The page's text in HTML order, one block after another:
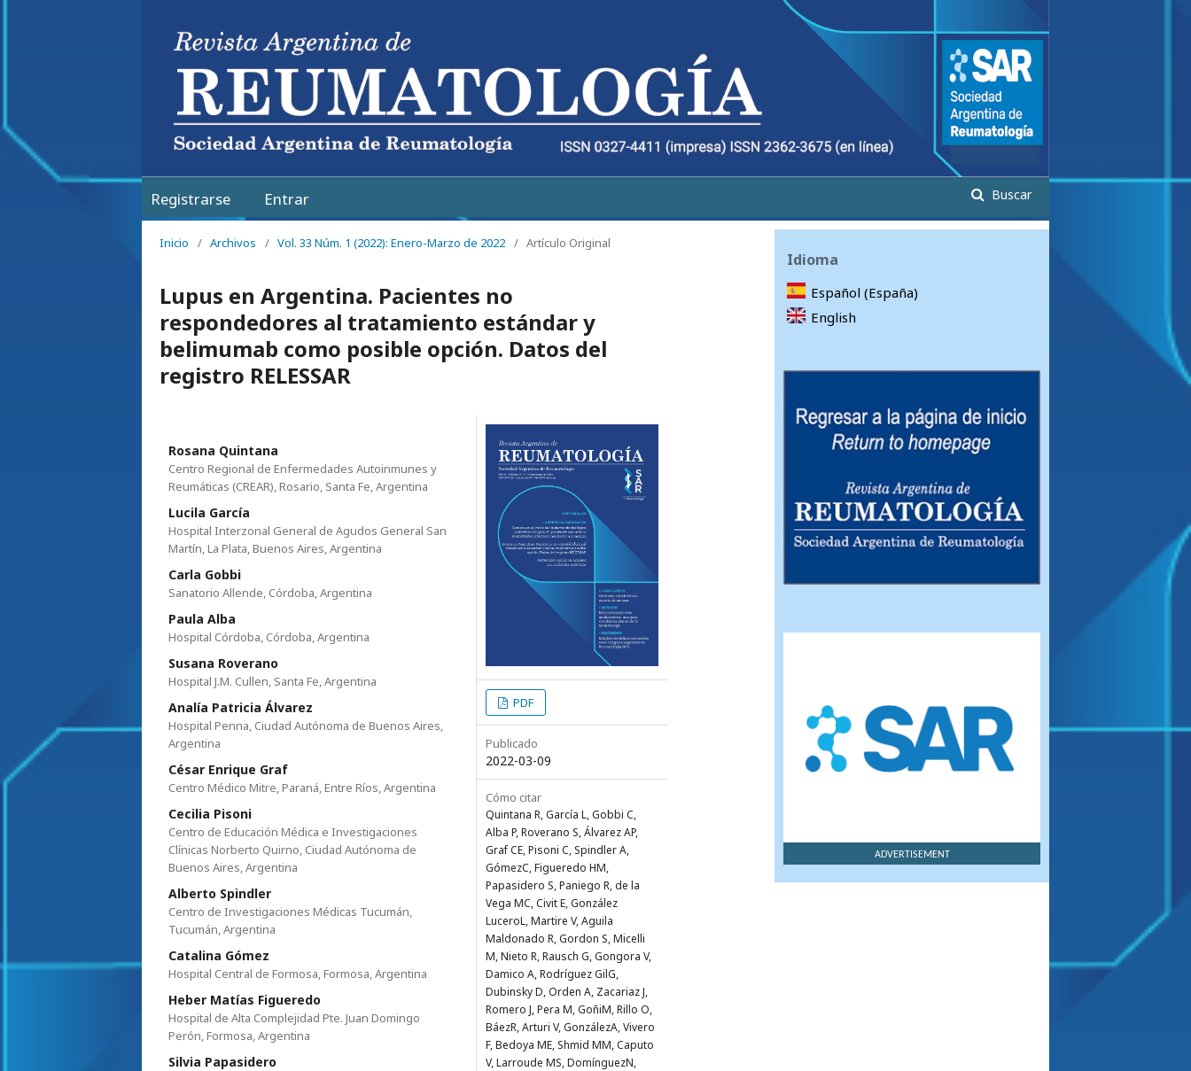
Registrarse Entrar Buscar
Inicio / Archivos / Vol. 33 Núm. 1 (2022): Enero-Marzo de 2022 / Artículo Original
Lupus en Argentina. Pacientes no
respondedores al tratamiento estándar y
belimumab como posible opción. Datos del
registro RELESSAR
Rosana Quintana
Centro Regional de Enfermedades Autoinmunes y
Reumáticas (CREAR), Rosario, Santa Fe, Argentina
Lucila García
Hospital Interzonal General de Agudos General San
Martín, La Plata, Buenos Aires, Argentina
Carla Gobbi
Sanatorio Allende, Córdoba, Argentina
Paula Alba
Hospital Córdoba, Córdoba, Argentina
Susana Roverano
Hospital J.M. Cullen, Santa Fe, Argentina
Analía Patricia Álvarez
Hospital Penna, Ciudad Autónoma de Buenos Aires,
Argentina
César Enrique Graf
Centro Médico Mitre, Paraná, Entre Ríos, Argentina
Cecilia Pisoni
Centro de Educación Médica e Investigaciones
Clínicas Norberto Quirno, Ciudad Autónoma de
Buenos Aires, Argentina
Alberto Spindler
Centro de Investigaciones Médicas Tucumán,
Tucumán, Argentina
Catalina Gómez
Hospital Central de Formosa, Formosa, Argentina
Heber Matías Figueredo
Hospital de Alta Complejidad Pte. Juan Domingo
Perón, Formosa, Argentina
Silvia Papasidero
PDF
Publicado
2022-03-09
Cómo citar
Quintana R, García L, Gobbi C,
Alba P, Roverano S, Álvarez AP,
Graf CE, Pisoni C, Spindler A,
GómezC, Figueredo HM,
Papasidero S, Paniego R, de la
Vega MC, Civit E, González
LuceroL, Martire V, Aguila
Maldonado R, Gordon S, Micelli
M, Nieto R, Rausch G, Gongora V,
Damico A, Rodríguez GilG,
Dubinsky D, Orden A, Zacariaz J,
Romero J, Pera M, GoñiM, Rillo O,
BáezR, Arturi V, GonzálezA, Vivero
F, Bedoya ME, Shmid MM, Caputo
V, Larroude MS, DomínguezN,
Idioma
Español (España)
English
ADVERTISEMENT